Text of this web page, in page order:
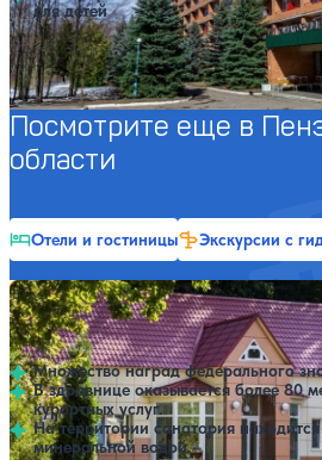
для детей
Профилей лечения:13
Посмотрите еще в
области
Отели и гостиницы Экскурсии с
Санаторий Хопровские зори
4.682 отзыва
Колышлей
Множество наград федерального
В здравнице оказывается более 80
курортных услуг.
На территории санатория
минеральной водой.
Нет цен или свободных мест
Выбрать другой